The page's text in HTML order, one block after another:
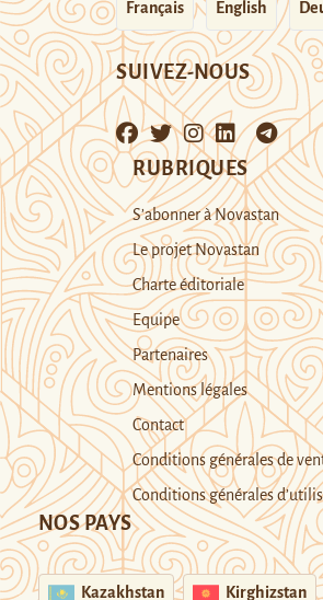
Français English
SUIVEZ-NOUS
RUBRIQUES
S’abonner à Novastan
Le projet Novastan
Charte éditoriale
Equipe
Partenaires
Mentions légales
Contact
Conditions générales de
Conditions générales
NOS PAYS
Kazakhstan Kirghizstan